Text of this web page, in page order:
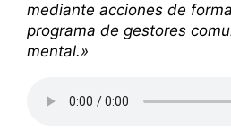
mediante acciones de
programa de gestores
mental.»